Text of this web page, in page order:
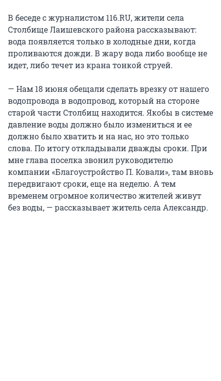
В беседе с журналистом 116.RU, жители села
Столбище Лаишевского района рассказывают:
вода появляется только в холодные дни, когда
проливаются дожди. В жару вода либо вообще не
идет, либо течет из крана тонкой струей.
— Нам 18 июня обещали сделать врезку от нашего
водопровода в водопровод, который на стороне
старой части Столбищ находится. Якобы в системе
давление воды должно было измениться и ее
должно было хватить и на нас, но это только
слова. По итогу откладывали дважды сроки. При
мне глава поселка звонил руководителю
компании «Благоустройство П. Ковали», там вновь
передвигают сроки, еще на неделю. А тем
временем огромное количество жителей живут
без воды, — рассказывает житель села Александр.